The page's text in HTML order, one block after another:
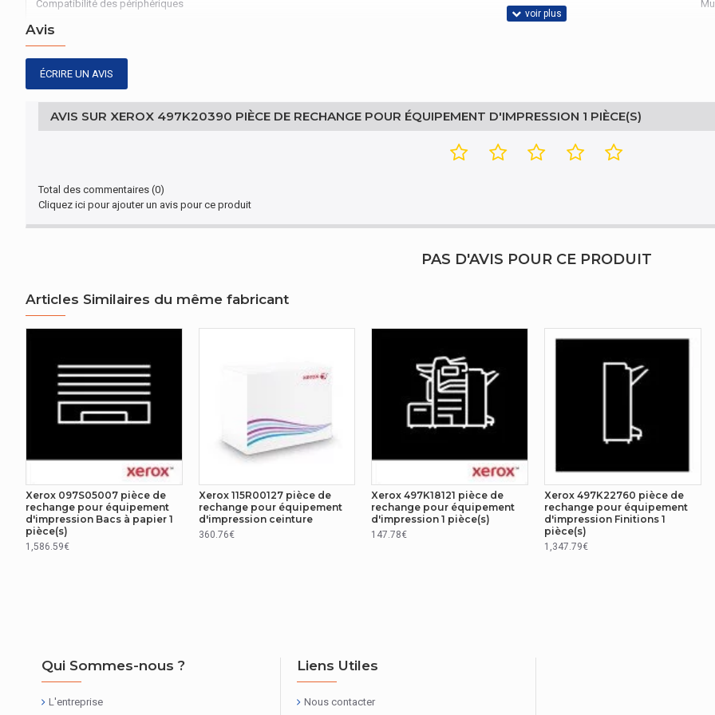
Compatibilité des périphériques
Avis
ÉCRIRE UN AVIS
AVIS SUR XEROX 497K20390 PIÈCE DE RECHANGE POUR ÉQUIPEMENT D'IMPRESSION 1 PIÈCE(S)
Total des commentaires (0)
Cliquez ici pour ajouter un avis pour ce produit
PAS D'AVIS POUR CE PRODUIT
Articles Similaires du même fabricant
Xerox 097S05007 pièce de
rechange pour équipement
d'impression Bacs à papier 1
pièce(s)
1,586.59€
Xerox 115R00127 pièce de
rechange pour équipement
d'impression ceinture
360.76€
Xerox 497K18121 pièce de
rechange pour équipement
d'impression 1 pièce(s)
147.78€
Xerox 497K22760 pièce de
rechange pour équipement
d'impression Finitions 1
pièce(s)
1,347.79€
Qui Sommes-nous ?
L'entreprise
Liens Utiles
Nous contacter